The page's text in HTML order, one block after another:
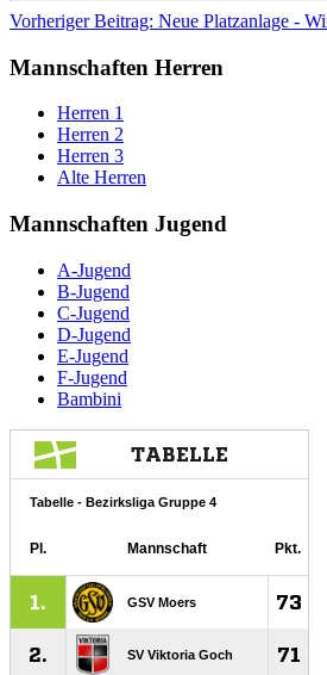
Vorheriger Beitrag: Neue Platzanlage -
Mannschaften Herren
Herren 1
Herren 2
Herren 3
Alte Herren
Mannschaften Jugend
A-Jugend
B-Jugend
C-Jugend
D-Jugend
E-Jugend
F-Jugend
Bambini